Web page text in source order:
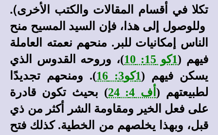
تكلا في أقسام المقالات والكتب الأخرى).
وللوصول إلى هذا، فإن السيد المسيح منح
الناس إمكانيات للبر. منحهم نعمته العاملة
فيهم (1كو 15: 10
)، وروحه القدوس الذي
يسكن فيهم (1كو3: 16
). ومنحهم تجديدًا
لطبيعتهم (أف 4: 24
) بحيث تكون قادرة
على فعل الخير ومقاومة الشر أكثر من ذي
قبل، وبهذا يخلصهم من الخطية. كذلك فتح